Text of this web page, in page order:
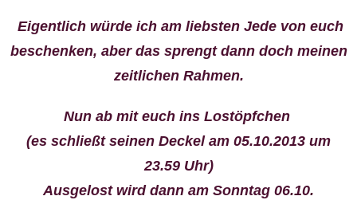
Eigentlich würde ich am liebsten Jede von euch
beschenken, aber das sprengt dann doch meinen
zeitlichen Rahmen.
Nun ab mit euch ins Lostöpfchen
(es schließt seinen Deckel am 05.10.2013 um
23.59 Uhr)
Ausgelost wird dann am Sonntag 06.10.